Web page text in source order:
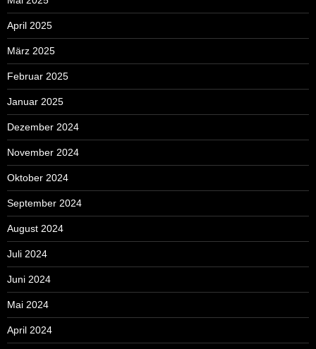
April 2025
März 2025
Februar 2025
Januar 2025
Dezember 2024
November 2024
Oktober 2024
September 2024
August 2024
Juli 2024
Juni 2024
Mai 2024
April 2024